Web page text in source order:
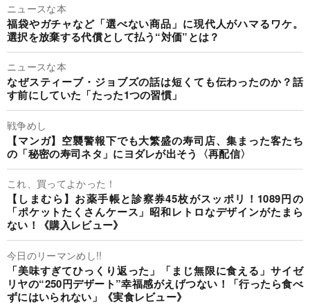
ニュースな本
福袋やガチャなど「選べない商品」に現代人がハマるワケ。
選択を放棄する代償として払う“対価”とは？
ニュースな本
なぜスティーブ・ジョブズの話は短くても伝わったのか？話
す前にしていた「たった1つの習慣」
戦争めし
【マンガ】空襲警報下でも大繁盛の寿司店、集まった客たち
の「秘密の寿司ネタ」にヨダレが出そう〈再配信〉
これ、買ってよかった！
【しまむら】お薬手帳と診察券45枚がスッポリ！1089円の
「ポケットたくさんケース」昭和レトロなデザインがたまら
ない！《購入レビュー》
今日のリーマンめし!!
「美味すぎてひっくり返った」「まじ無限に食える」サイゼ
リヤの“250円デザート”幸福感がえげつない！「行ったら食べ
ずにはいられない」《実食レビュー》